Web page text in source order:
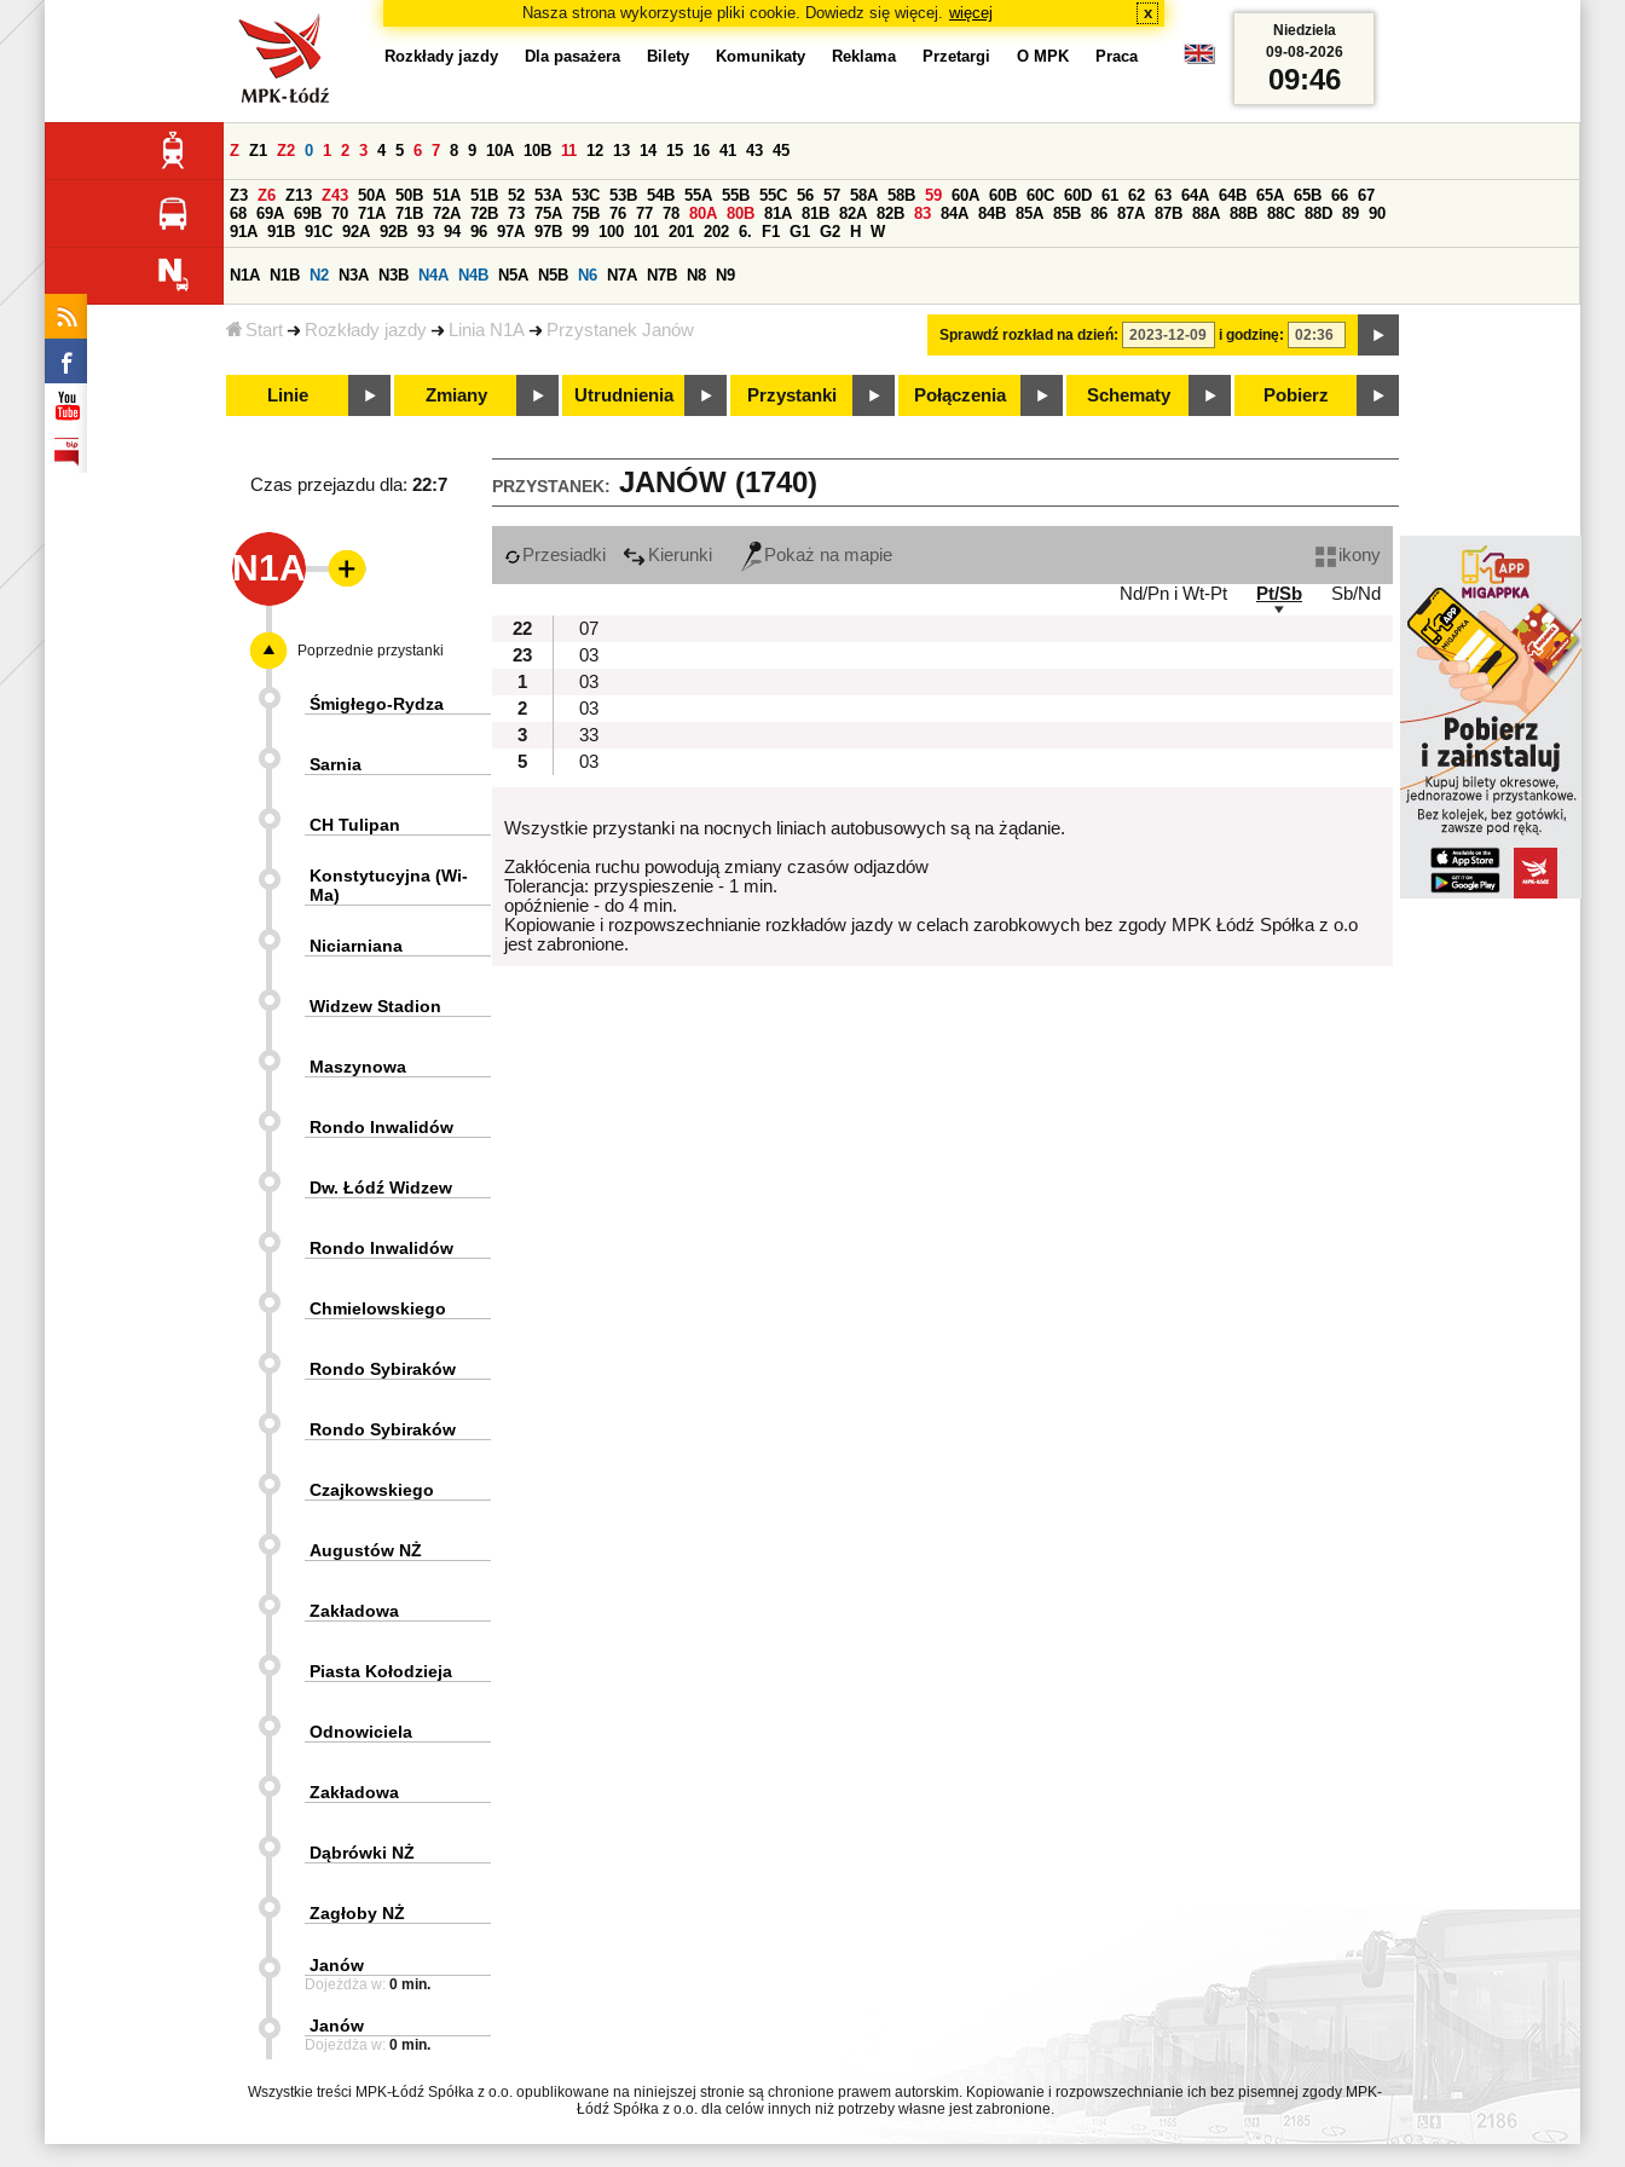
Nasza strona wykorzystuje pliki cookie. Dowiedz się więcej. więcej x
Start Rozkłady jazdy Linia N1A Przystanek Janów
Rozkłady jazdy Dla pasażera Bilety Komunikaty Reklama Przetargi O MPK Praca
Sprawdź rozkład na dzień: i godzinę:
Z Z1 Z2 0 1 2 3 4 5 6 7 8 9 10A 10B 11 12 13 14 15 16 41 43 45
Z3 Z6 Z13 Z43 50A 50B 51A 51B 52 53A 53C 53B 54B 55A 55B 55C 56 57 58A 58B 59 60A 60B 60C 60D 61 62 63 64A 64B 65A 65B 66 67
68 69A 69B 70 71A 71B 72A 72B 73 75A 75B 76 77 78 80A 80B 81A 81B 82A 82B 83 84A 84B 85A 85B 86 87A 87B 88A 88B 88C 88D 89 90
91A 91B 91C 92A 92B 93 94 96 97A 97B 99 100 101 201 202 6. F1 G1 G2 H W
N1A N1B N2 N3A N3B N4A N4B N5A N5B N6 N7A N7B N8 N9
Linie Zmiany Utrudnienia Przystanki Połączenia Schematy Pobierz
Niedziela
09-08-2026
09:46
PRZYSTANEK: JANÓW (1740)
Czas przejazdu dla: 22:7
N1A Przesiadki Kierunki Pokaż na mapie
ikony
Nd/Pn i Wt-Pt
Pt/Sb
Sb/Nd
22
07
23
03
1
03
2
03
3
33
5
03
Wszystkie przystanki na nocnych liniach autobusowych są na żądanie.
Zakłócenia ruchu powodują zmiany czasów odjazdów
Tolerancja: przyspieszenie - 1 min.
opóźnienie - do 4 min.
Kopiowanie i rozpowszechnianie rozkładów jazdy w celach zarobkowych bez zgody MPK Łódź Spółka z o.o
jest zabronione.
Poprzednie przystanki
Śmigłego-Rydza
Sarnia
CH Tulipan
Konstytucyjna (Wi-
Ma)
Niciarniana
Widzew Stadion
Maszynowa
Rondo Inwalidów
Dw. Łódź Widzew
Rondo Inwalidów
Chmielowskiego
Rondo Sybiraków
Rondo Sybiraków
Czajkowskiego
Augustów NŻ
Zakładowa
Piasta Kołodzieja
Odnowiciela
Zakładowa
Dąbrówki NŻ
Zagłoby NŻ
Janów
Dojeżdża w: 0 min.
Janów
Dojeżdża w: 0 min.
Wszystkie treści MPK-Łódź Spółka z o.o. opublikowane na niniejszej stronie są chronione prawem autorskim. Kopiowanie i rozpowszechnianie ich bez pisemnej zgody MPK-
Łódź Spółka z o.o. dla celów innych niż potrzeby własne jest zabronione.